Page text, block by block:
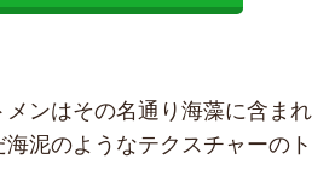
ンはその名通り海藻に含まれ
泥のようなテクスチャーのト